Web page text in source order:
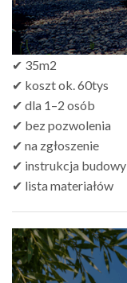
✔ 35m2
✔ koszt ok. 60tys
✔ dla 1–2 osób
✔ bez pozwolenia
✔ na zgłoszenie
✔ instrukcja budowy
✔ lista materiałów